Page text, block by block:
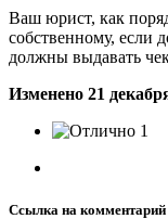
Ваш юрист, как
собственному, если
должны выдавать
Изменено 21
1
Ссылка на комментарий